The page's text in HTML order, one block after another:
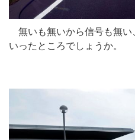
無いも無いから信号も無い
いったところでしょうか。